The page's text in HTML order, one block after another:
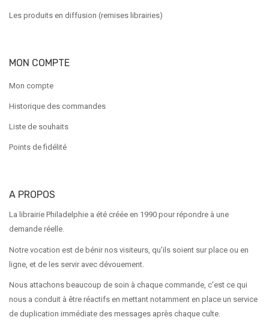
Les produits en diffusion (remises librairies)
MON COMPTE
Mon compte
Historique des commandes
Liste de souhaits
Points de fidélité
A PROPOS
La librairie Philadelphie a été créée en 1990 pour répondre à une
demande réelle.
Notre vocation est de bénir nos visiteurs, qu'ils soient sur place ou en
ligne, et de les servir avec dévouement.
Nous attachons beaucoup de soin à chaque commande, c'est ce qui
nous a conduit à être réactifs en mettant notamment en place un service
de duplication immédiate des messages après chaque culte.